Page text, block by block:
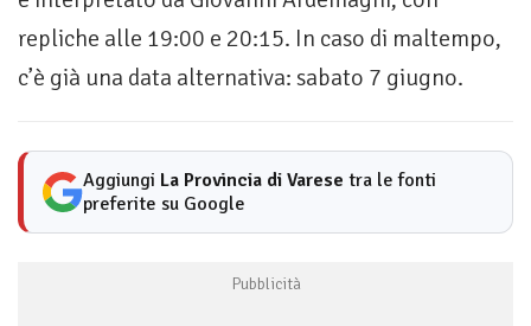
repliche alle 19:00 e 20:15. In caso di maltempo,
c’è già una data alternativa: sabato 7 giugno.
Aggiungi La Provincia di Varese tra le fonti
preferite su Google